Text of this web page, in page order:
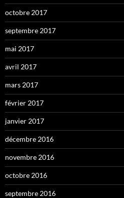
octobre 2017
septembre 2017
mai 2017
avril 2017
mars 2017
février 2017
janvier 2017
décembre 2016
novembre 2016
octobre 2016
septembre 2016